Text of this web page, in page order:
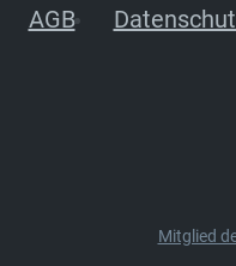
AGB
Mitglied